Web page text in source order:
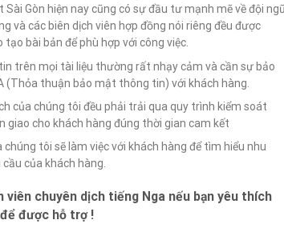
Gòn hiện nay cũng có sự đầu tư mạnh mẽ về đội
và các biên dịch viên hợp đồng nói riêng đều được
bài bản để phù hợp với công việc.
trên mọi tài liệu thường rất nhạy cảm và cần sự bảo
(Thỏa thuận bảo mật thông tin) với khách hàng.
của chúng tôi đều phải trải qua quy trình kiểm soát
giao cho khách hàng đúng thời gian cam kết
tôi sẽ làm việc với khách hàng để tìm hiểu nhu
của khách hàng.
viên chuyên dịch tiếng Nga nếu bạn yêu thích
được hỗ trợ !